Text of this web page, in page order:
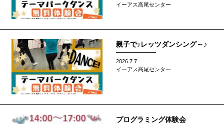
イーアス高尾センター
親子で♪レッツダンシング～♪
2026.7.7
イーアス高尾センター
プログラミング体験会